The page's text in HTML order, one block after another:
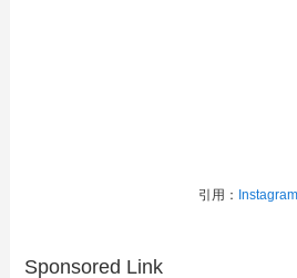
引用： Instagram
Sponsored Link